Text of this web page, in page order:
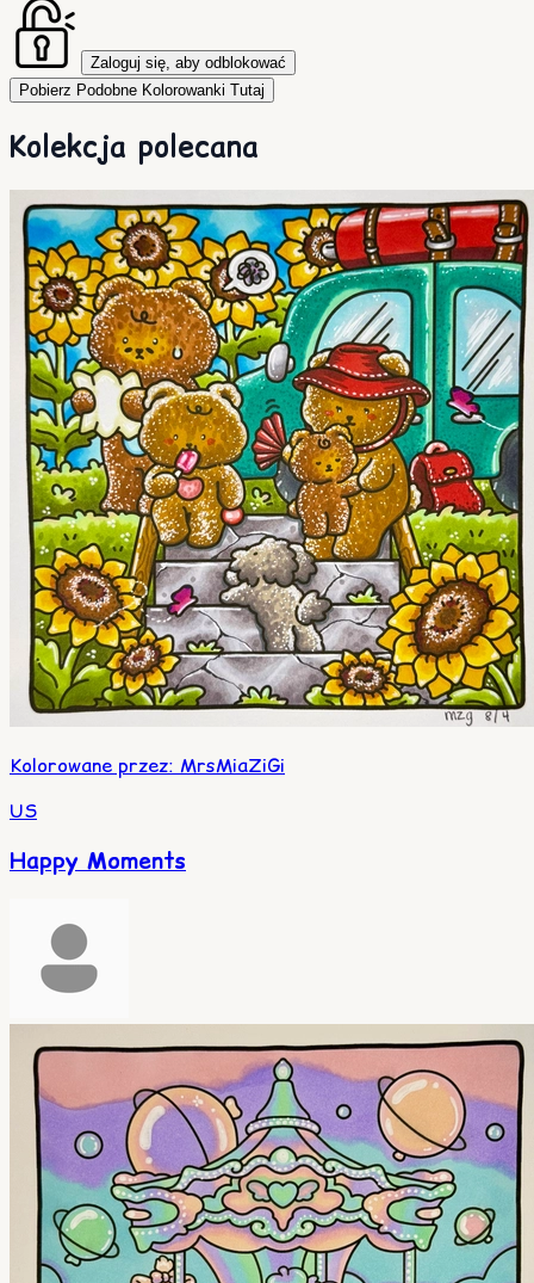
Zaloguj się, aby odblokować
Pobierz Podobne Kolorowanki Tutaj
Kolekcja polecana
Kolorowane przez: MrsMiaZiGi
US
Happy Moments